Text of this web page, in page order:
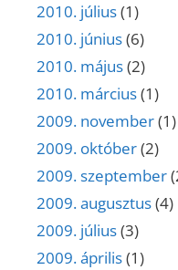
2010. július(1)
2010. június(6)
2010. május(2)
2010. március(1)
2009. november(1)
2009. október(2)
2009. szeptember
2009. augusztus(4)
2009. július(3)
2009. április(1)